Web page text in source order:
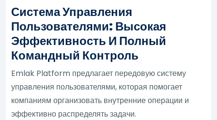
Система Управления
Пользователями: Высокая
Эффективность И Полный
Командный Контроль
Emlak Platform предлагает передовую систему
управления пользователями, которая помогает
компаниям организовать внутренние операции и
эффективно распределять задачи.